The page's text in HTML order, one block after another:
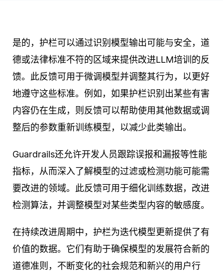
是的，护栏可以通过识别模型输出可能与安全，道
德或法律标准不符的区域来提供改进LLM培训的反
馈。此反馈可用于微调模型并调整其行为，以更好
地遵守这些标准。例如，如果护栏识别出某些有害
内容仍在生成，则反馈可以帮助使用其他数据或调
整后的参数重新训练模型，以减少此类输出。
Guardrails还允许开发人员跟踪误报和漏报等性能
指标，从而深入了解模型的过滤或检测功能可能需
要改进的领域。此反馈可用于细化训练数据，改进
检测算法，并调整模型对某些类型内容的敏感度。
在持续改进周期中，护栏为迭代模型更新提供了有
价值的数据。它们有助于确保模型的发展符合新的
道德准则，不断变化的社会规范和新兴的用户行